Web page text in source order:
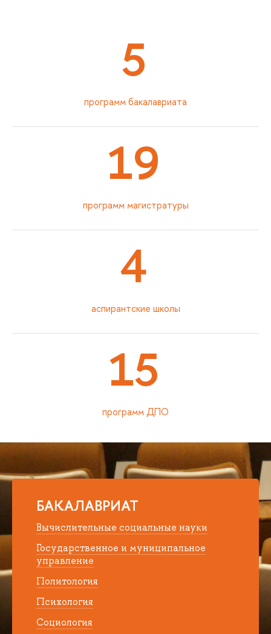
5
программ бакалавриата
19
программ магистратуры
4
аспирантские школы
15
программ ДПО
БАКАЛАВРИАТ
Вычислительные социальные науки
Государственное и муниципальное
управление
Политология
Психология
Социология